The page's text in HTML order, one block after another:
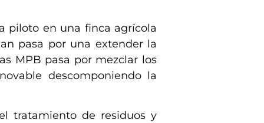
piloto en una finca agrícola
pasa por una extender la
MPB pasa por mezclar los
descomponiendo la
tratamiento de residuos y